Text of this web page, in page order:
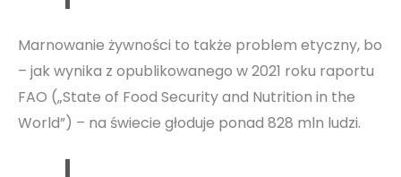
Marnowanie żywności to także problem etyczny, bo
– jak wynika z opublikowanego w 2021 roku raportu
FAO („State of Food Security and Nutrition in the
World”) – na świecie głoduje ponad 828 mln ludzi.